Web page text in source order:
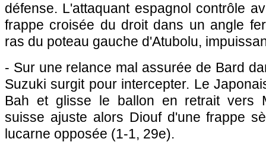
défense. L'attaquant espagnol contrôle
frappe croisée du droit dans un angle
ras du poteau gauche d'Atubolu,
- Sur une relance mal assurée de Bard
Suzuki surgit pour intercepter. Le
Bah et glisse le ballon en retrait vers
suisse ajuste alors Diouf d'une frappe
lucarne opposée (1-1, 29e).